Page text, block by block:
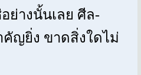
ย่างนั้นเลย ศีล-
ญยิ่ง ขาดสิ่งใดไม่